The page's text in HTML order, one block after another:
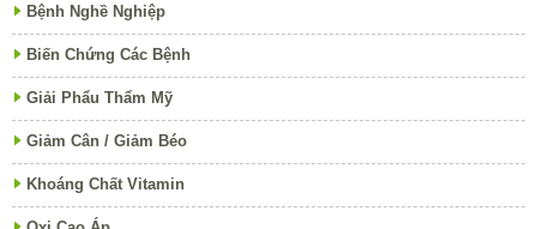
Bệnh Nghề Nghiệp
Biến Chứng Các Bệnh
Giải Phẩu Thẩm Mỹ
Giảm Cân / Giảm Béo
Khoáng Chất Vitamin